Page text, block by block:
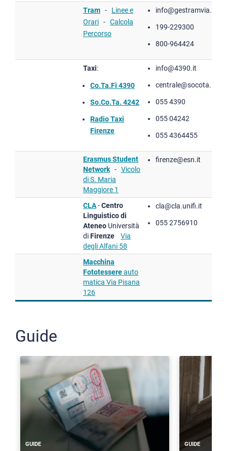
Tram - Linee e
Orari - Calcola
Percorso
info@gestramvia.it
199-229300
800-964424
Taxi:
Co.Ta.Fi 4390
So.Co.Ta. 4242
Radio Taxi
Firenze
info@4390.it
centrale@socota.it
055 4390
055 04242
055 4364455
Erasmus Student
Network - Vicolo
di S. Maria
Maggiore 1
firenze@esn.it
CLA-Centro
Linguistico di
Ateneo Università
diFirenze Via
degli Alfani 58
cla@cla.unifi.it
055 2756910
Macchina
Fototessereauto
matica Via Pisana
126
Guide
GUIDE GUIDE